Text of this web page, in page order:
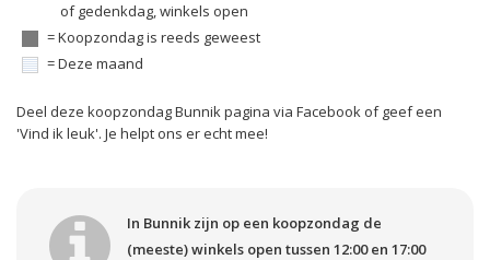
of gedenkdag, winkels open
= Koopzondag is reeds geweest
= Deze maand
Deel deze koopzondag Bunnik pagina via Facebook of geef een
'Vind ik leuk'. Je helpt ons er echt mee!
In Bunnik zijn op een koopzondag de
(meeste) winkels open tussen 12:00 en 17:00